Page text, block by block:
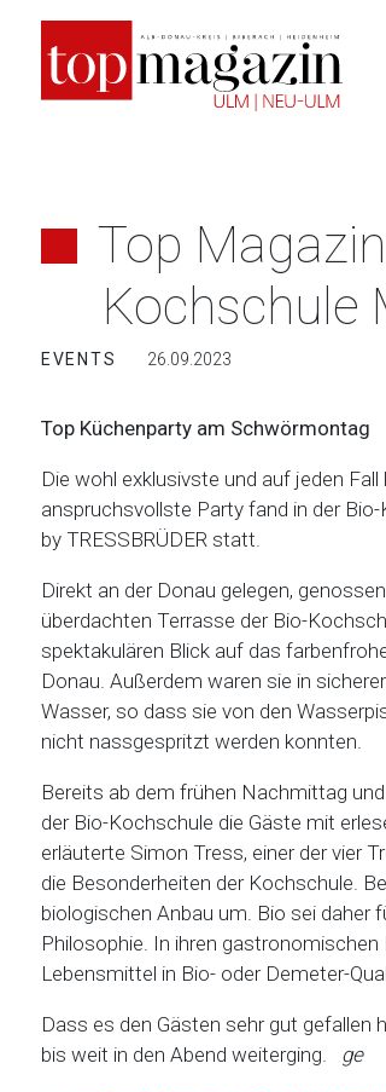
springen
Top
Kochschule
EVENTS 26.09.2023
Top Küchenparty am Schwörmontag
Die wohl exklusivste und auf jeden Fall
anspruchsvollste Party fand in der
by TRESSBRÜDER statt.
Direkt an der Donau gelegen,
überdachten Terrasse der Bio-
spektakulären Blick auf das
Donau. Außerdem waren sie in
Wasser, so dass sie von den
nicht nassgespritzt werden konnten.
Bereits ab dem frühen Nachmittag
der Bio-Kochschule die Gäste mit
erläuterte Simon Tress, einer der vier
die Besonderheiten der Kochschule.
biologischen Anbau um. Bio sei daher
Philosophie. In ihren
Lebensmittel in Bio- oder Demeter-
Dass es den Gästen sehr gut gefallen
bis weit in den Abend weiterging. ge